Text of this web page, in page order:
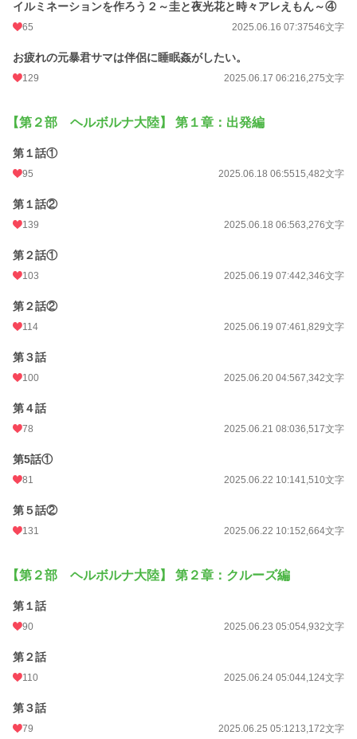
イルミネーションを作ろう２～圭と夜光花と時々アレえもん～④
65 2025.06.16 07:37546文字
お疲れの元暴君サマは伴侶に睡眠姦がしたい。
129 2025.06.17 06:216,275文字
【第２部 ヘルボルナ大陸】 第１章：出発編
第１話①
95 2025.06.18 06:5515,482文字
第１話②
139 2025.06.18 06:563,276文字
第２話①
103 2025.06.19 07:442,346文字
第２話②
114 2025.06.19 07:461,829文字
第３話
100 2025.06.20 04:567,342文字
第４話
78 2025.06.21 08:036,517文字
第5話①
81 2025.06.22 10:141,510文字
第５話②
131 2025.06.22 10:152,664文字
【第２部 ヘルボルナ大陸】 第２章：クルーズ編
第１話
90 2025.06.23 05:054,932文字
第２話
110 2025.06.24 05:044,124文字
第３話
79 2025.06.25 05:1213,172文字